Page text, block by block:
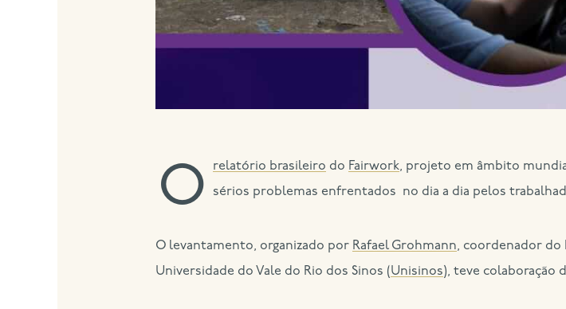
O relatório brasileiro do Fairwork, projeto em âmbito
sérios problemas enfrentados no dia a dia pelos
O levantamento, organizado por Rafael Grohmann, coordenador do
Universidade do Vale do Rio dos Sinos (Unisinos), teve colaboração